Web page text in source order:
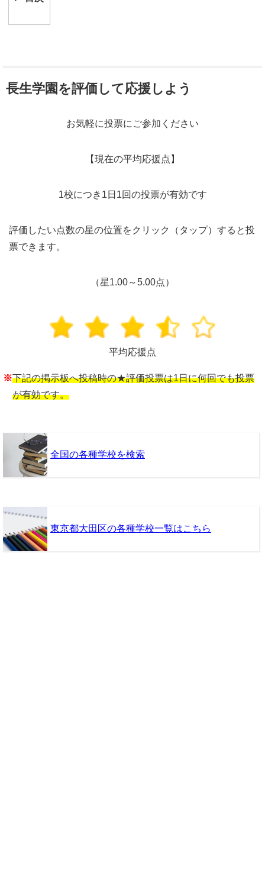
長生学園を評価して応援しよう
お気軽に投票にご参加ください
【現在の平均応援点】
1校につき1日1回の投票が有効です
評価したい点数の星の位置をクリック（タップ）すると投
票できます。
（星1.00～5.00点）
平均応援点
※下記の掲示板へ投稿時の★評価投票は1日に何回でも投票
が有効です。
全国の各種学校を検索
東京都大田区の各種学校一覧はこちら